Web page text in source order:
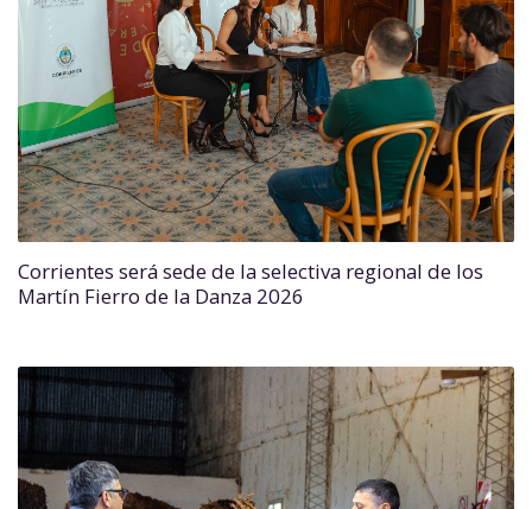
Corrientes será sede de la selectiva regional de los
Martín Fierro de la Danza 2026